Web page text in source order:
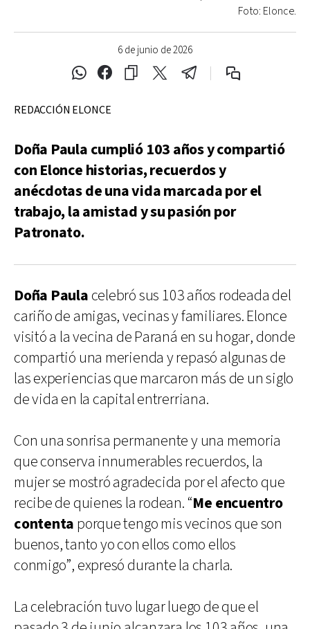
6 de junio de 2026
Foto: Elonce.
REDACCIÓN ELONCE
Doña Paula cumplió 103 años y compartió
con Elonce historias, recuerdos y
anécdotas de una vida marcada por el
trabajo, la amistad y su pasión por
Patronato.
Doña Paula celebró sus 103 años rodeada del
cariño de amigas, vecinas y familiares. Elonce
visitó a la vecina de Paraná en su hogar, donde
compartió una merienda y repasó algunas de
las experiencias que marcaron más de un siglo
de vida en la capital entrerriana.
Con una sonrisa permanente y una memoria
que conserva innumerables recuerdos, la
mujer se mostró agradecida por el afecto que
recibe de quienes la rodean. “Me encuentro
contenta porque tengo mis vecinos que son
buenos, tanto yo con ellos como ellos
conmigo”, expresó durante la charla.
La celebración tuvo lugar luego de que el